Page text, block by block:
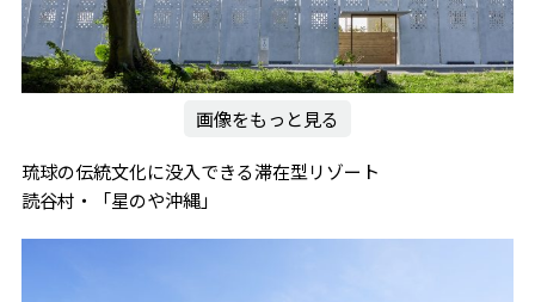
画像をもっと見る
琉球の伝統文化に没入できる滞在型リゾート
読谷村・「星のや沖縄」